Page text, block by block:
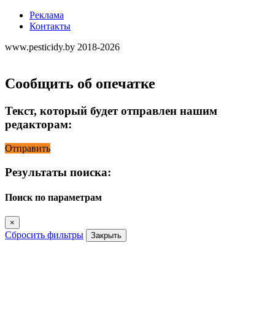
Реклама
Контакты
www.pesticidy.by 2018-2026
Сообщить об опечатке
Текст, который будет отправлен нашим
редакторам:
Отправить
Результаты поиска:
Поиск по параметрам
×
Сбросить фильтры Закрыть